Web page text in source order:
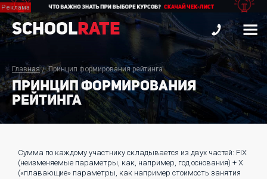
School Rate
Главная Принцип формирования рейтинга
ПРИНЦИП ФОРМИРОВАНИЯ
РЕЙТИНГА
Сумма по каждому участнику складывается из двух частей: FIX
(неизменяемые параметры, как, например, год основания) + Х
(«плавающие» параметры, как например стоимость занятия